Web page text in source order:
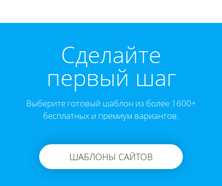
Cделайте
первый шаг
Выберите готовый шаблон из более 1600+
бесплатных и премиум вариантов.
ШАБЛОНЫ САЙТОВ